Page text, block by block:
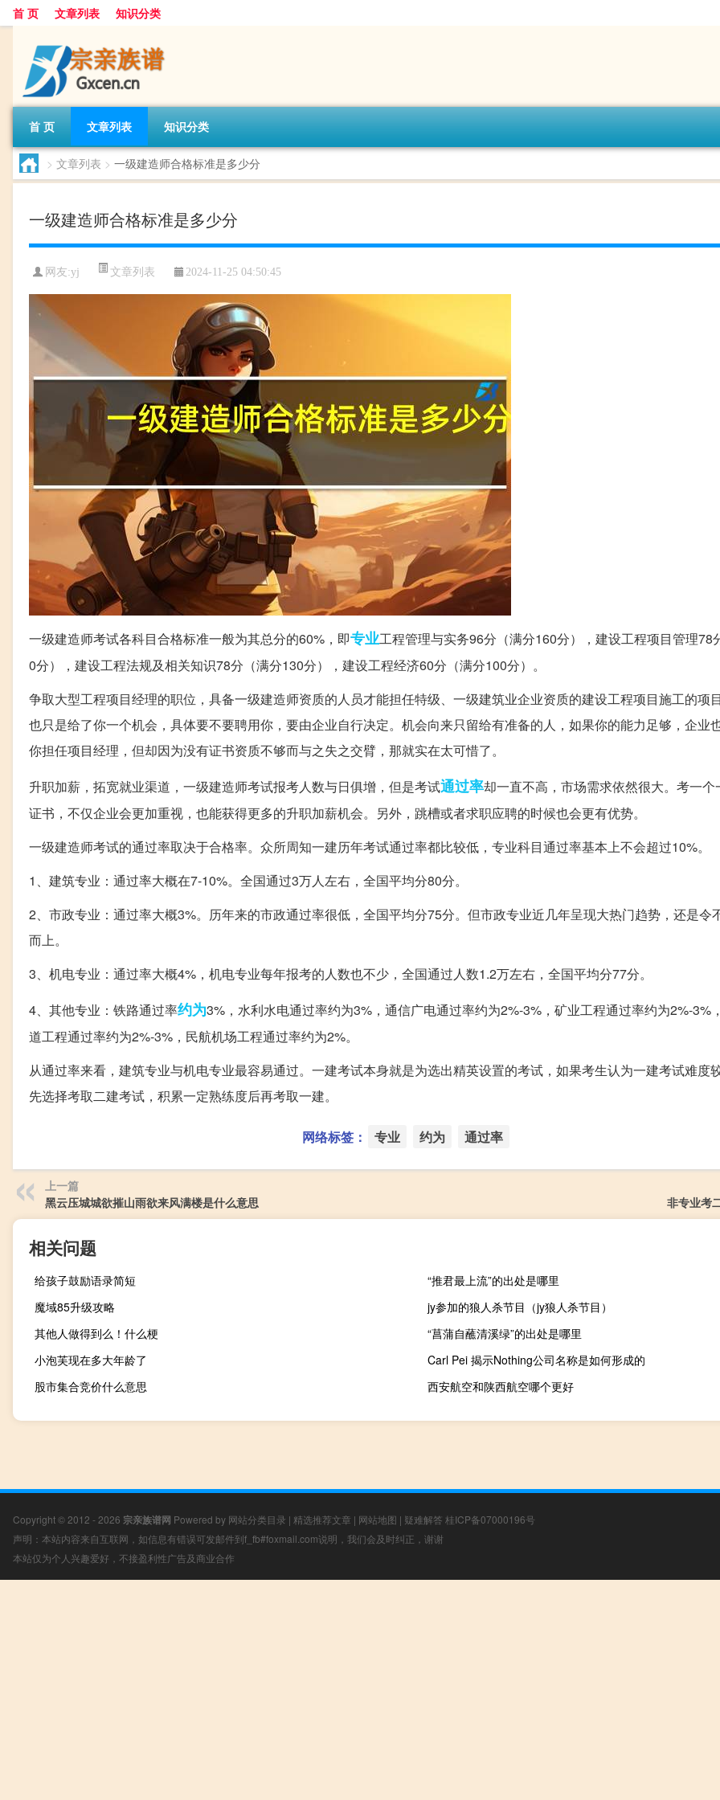
首 页 文章列表 知识分类
首 页 文章列表 知识分类
> 文章列表 > 一级建造师合格标准是多少分
一级建造师合格标准是多少分
网友:yj 文章列表 2024-11-25 04:50:45
一级建造师考试各科目合格标准一般为其总分的60%，即专业工程管理与实务96分（满分160分），建设工程项目管理78
0分），建设工程法规及相关知识78分（满分130分），建设工程经济60分（满分100分）。
争取大型工程项目经理的职位，具备一级建造师资质的人员才能担任特级、一级建筑业企业资质的建设工程项目施工的项
也只是给了你一个机会，具体要不要聘用你，要由企业自行决定。机会向来只留给有准备的人，如果你的能力足够，企业
你担任项目经理，但却因为没有证书资质不够而与之失之交臂，那就实在太可惜了。
升职加薪，拓宽就业渠道，一级建造师考试报考人数与日俱增，但是考试通过率却一直不高，市场需求依然很大。考一个
证书，不仅企业会更加重视，也能获得更多的升职加薪机会。另外，跳槽或者求职应聘的时候也会更有优势。
一级建造师考试的通过率取决于合格率。众所周知一建历年考试通过率都比较低，专业科目通过率基本上不会超过10%。
1、建筑专业：通过率大概在7-10%。全国通过3万人左右，全国平均分80分。
2、市政专业：通过率大概3%。历年来的市政通过率很低，全国平均分75分。但市政专业近几年呈现大热门趋势，还是令
而上。
3、机电专业：通过率大概4%，机电专业每年报考的人数也不少，全国通过人数1.2万左右，全国平均分77分。
4、其他专业：铁路通过率约为3%，水利水电通过率约为3%，通信广电通过率约为2%-3%，矿业工程通过率约为2%-3%
道工程通过率约为2%-3%，民航机场工程通过率约为2%。
从通过率来看，建筑专业与机电专业最容易通过。一建考试本身就是为选出精英设置的考试，如果考生认为一建考试难度
先选择考取二建考试，积累一定熟练度后再考取一建。
网络标签： 专业 约为 通过率
上一篇
黑云压城城欲摧山雨欲来风满楼是什么意思
非专业考
相关问题
给孩子鼓励语录简短
“推君最上流”的出处是哪里
魔域85升级攻略
jy参加的狼人杀节目（jy狼人杀节目）
其他人做得到么！什么梗
“菖蒲自蘸清溪绿”的出处是哪里
小泡芙现在多大年龄了
Carl Pei 揭示Nothing公司名称是如何形成的
股市集合竞价什么意思
西安航空和陕西航空哪个更好
Copyright © 2012 - 2026 宗亲族谱网 Powered by 网站分类目录 | 精选推荐文章 | 网站地图 | 疑难解答 桂ICP备07000196号
声明：本站内容来自互联网，如信息有错误可发邮件到f_fb#foxmail.com说明，我们会及时纠正，谢谢
本站仅为个人兴趣爱好，不接盈利性广告及商业合作